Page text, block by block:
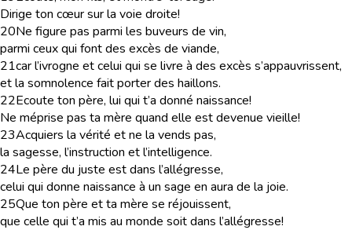
Dirige ton cœur sur la voie droite!
20Ne figure pas parmi les buveurs de vin,
parmi ceux qui font des excès de viande,
21car l’ivrogne et celui qui se livre à des excès s’appauvrissent,
et la somnolence fait porter des haillons.
22Ecoute ton père, lui qui t’a donné naissance!
Ne méprise pas ta mère quand elle est devenue vieille!
23Acquiers la vérité et ne la vends pas,
la sagesse, l’instruction et l’intelligence.
24Le père du juste est dans l’allégresse,
celui qui donne naissance à un sage en aura de la joie.
25Que ton père et ta mère se réjouissent,
que celle qui t’a mis au monde soit dans l’allégresse!